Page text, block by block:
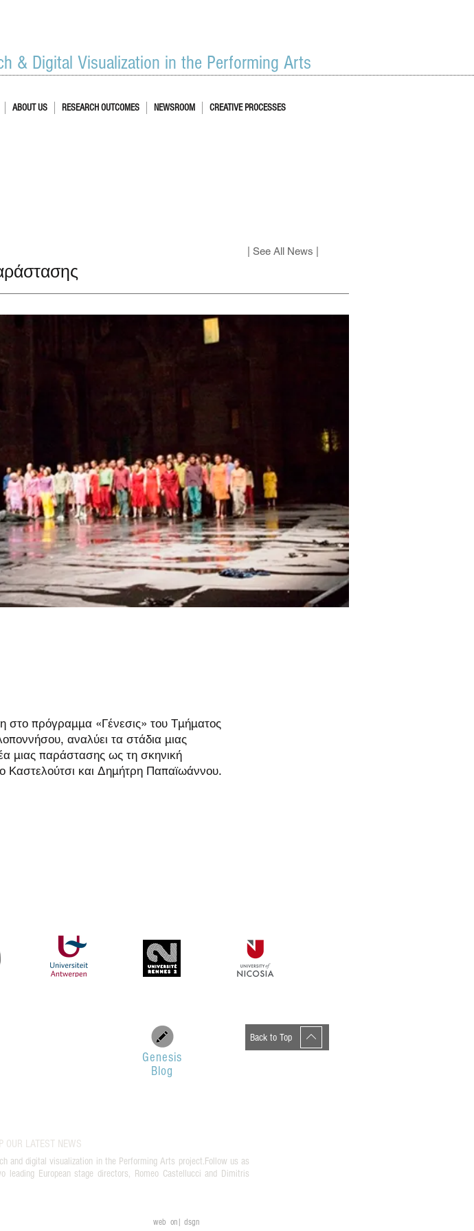
& Digital Visualization in the Performing Arts
ABOUT US RESEARCH OUTCOMES NEWSROOM CREATIVE PROCESSES
| See All News |
στο πρόγραμμα «Γένεσις» του Τμήματος
αναλύει τα στάδια μιας
μιας παράστασης ως τη σκηνική
και Δημήτρη Παπαϊωάννου.
Back to Top
Genesis
Blog
OUR LATEST NEWS
and digital visualization in the Performing Arts project.Follow us as
European stage directors, Romeo Castellucci and Dimitris
web on| dsgn